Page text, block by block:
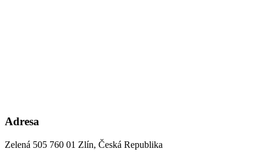
Adresa
Zelená 505 760 01 Zlín, Česká Republika